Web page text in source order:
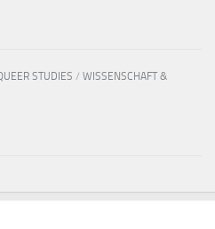
STUDIES / WISSENSCHAFT &